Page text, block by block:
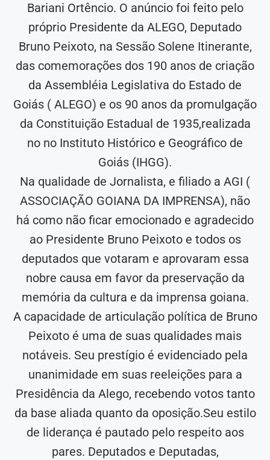
Bariani Ortêncio. O anúncio foi feito pelo
próprio Presidente da ALEGO, Deputado
Bruno Peixoto, na Sessão Solene Itinerante,
das comemorações dos 190 anos de criação
da Assembléia Legislativa do Estado de
Goiás ( ALEGO) e os 90 anos da promulgação
da Constituição Estadual de 1935,realizada
no no Instituto Histórico e Geográfico de
Goiás (IHGG).
Na qualidade de Jornalista, e filiado a AGI (
ASSOCIAÇÃO GOIANA DA IMPRENSA), não
há como não ficar emocionado e agradecido
ao Presidente Bruno Peixoto e todos os
deputados que votaram e aprovaram essa
nobre causa em favor da preservação da
memória da cultura e da imprensa goiana.
A capacidade de articulação política de Bruno
Peixoto é uma de suas qualidades mais
notáveis. Seu prestígio é evidenciado pela
unanimidade em suas reeleições para a
Presidência da Alego, recebendo votos tanto
da base aliada quanto da oposição.Seu estilo
de liderança é pautado pelo respeito aos
pares. Deputados e Deputadas,